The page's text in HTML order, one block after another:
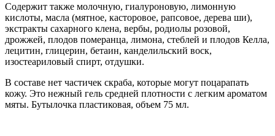
Содержит также молочную, гиалуроновую, лимонную
кислоты, масла (мятное, касторовое, рапсовое, дерева ши),
экстракты сахарного клена, вербы, родиолы розовой,
дрожжей, плодов померанца, лимона, стеблей и плодов Келла,
лецитин, глицерин, бетаин, канделильский воск,
изостеариловый спирт, отдушки.
В составе нет частичек скраба, которые могут поцарапать
кожу. Это нежный гель средней плотности с легким ароматом
мяты. Бутылочка пластиковая, объем 75 мл.